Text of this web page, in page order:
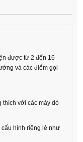
được từ 2 đến 16
và các điểm gọi
thích với các máy dò
hình riêng lẻ như